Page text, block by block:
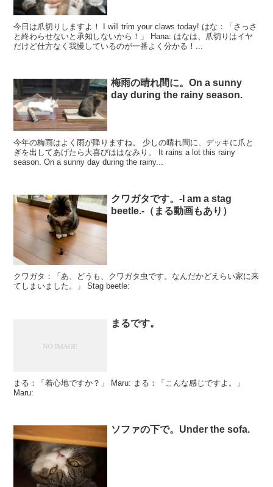
今日は爪切りしますよ！ I will trim your claws today! はな：「さっさ
と終わらせないと承知しないから！」 Hana: はなは、爪切りはイヤ
だけど仕方なく我慢しているのが一番よく分かる！...
梅雨の晴れ間に。On a sunny
day during the rainy season.
今年の梅雨はよく雨が降りますね。 少しの晴れ間に、デッキに爪と
ぎを出してあげたら大喜びははなみり。 It rains a lot this rainy
season. On a sunny day during the rainy...
クワガタです。-I am a stag
beetle.-（まる動画もあり）
クワガタ：「あ、どうも、クワガタ虫です。なんだかどえらい家に来
てしまいました。」 Stag beetle:
まるです。
まる：「着心地ですか？」 Maru: まる：「こんな感じですよ。」
Maru:
ソファの下で。Under the sofa.